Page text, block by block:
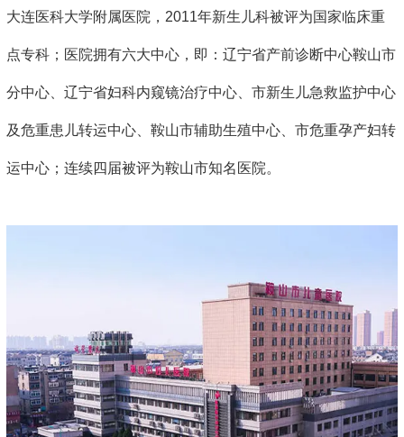
大连医科大学附属医院，2011年新生儿科被评为国家临床重
点专科；医院拥有六大中心，即：辽宁省产前诊断中心鞍山市
分中心、辽宁省妇科内窥镜治疗中心、市新生儿急救监护中心
及危重患儿转运中心、鞍山市辅助生殖中心、市危重孕产妇转
运中心；连续四届被评为鞍山市知名医院。